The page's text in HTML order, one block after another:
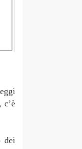
c’è
dei